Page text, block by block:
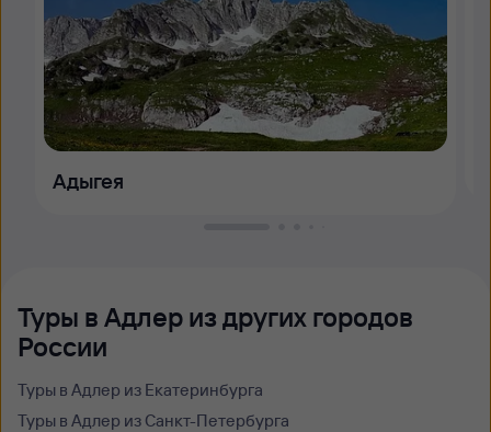
Адыгея
Туры в Адлер из других городов
России
Туры в Адлер из Екатеринбурга
Туры в Адлер из Санкт-Петербурга